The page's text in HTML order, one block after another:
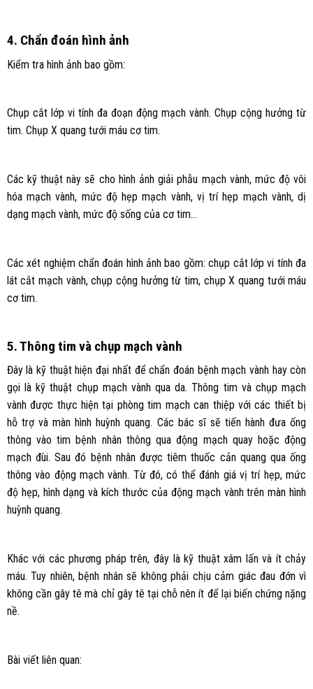
4. Chẩn đoán hình ảnh
Kiểm tra hình ảnh bao gồm:
Chụp cắt lớp vi tính đa đoạn động mạch vành. Chụp cộng hưởng từ
tim. Chụp X quang tưới máu cơ tim.
Các kỹ thuật này sẽ cho hình ảnh giải phẫu mạch vành, mức độ vôi
hóa mạch vành, mức độ hẹp mạch vành, vị trí hẹp mạch vành, dị
dạng mạch vành, mức độ sống của cơ tim…
Các xét nghiệm chẩn đoán hình ảnh bao gồm: chụp cắt lớp vi tính đa
lát cắt mạch vành, chụp cộng hưởng từ tim, chụp X quang tưới máu
cơ tim.
5. Thông tim và chụp mạch vành
Đây là kỹ thuật hiện đại nhất để chẩn đoán bệnh mạch vành hay còn
gọi là kỹ thuật chụp mạch vành qua da. Thông tim và chụp mạch
vành được thực hiện tại phòng tim mạch can thiệp với các thiết bị
hỗ trợ và màn hình huỳnh quang. Các bác sĩ sẽ tiến hành đưa ống
thông vào tim bệnh nhân thông qua động mạch quay hoặc động
mạch đùi. Sau đó bệnh nhân được tiêm thuốc cản quang qua ống
thông vào động mạch vành. Từ đó, có thể đánh giá vị trí hẹp, mức
độ hẹp, hình dạng và kích thước của động mạch vành trên màn hình
huỳnh quang.
Khác với các phương pháp trên, đây là kỹ thuật xâm lấn và ít chảy
máu. Tuy nhiên, bệnh nhân sẽ không phải chịu cảm giác đau đớn vì
không cần gây tê mà chỉ gây tê tại chỗ nên ít để lại biến chứng nặng
nề.
Bài viết liên quan: